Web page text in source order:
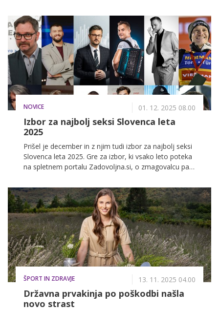
NOVICE 01. 12. 2025 08.00
Izbor za najbolj seksi Slovenca leta
2025
Prišel je december in z njim tudi izbor za najbolj seksi
Slovenca leta 2025. Gre za izbor, ki vsako leto poteka
na spletnem portalu Zadovoljna.si, o zmagovalcu pa
razkrivamo, kdo se je na našem seznamu znašel
letos, razkrivamo pa tudi, od kdaj do kdaj lahko tudi vi
oddate svoj glas.
ŠPORT IN ZDRAVJE 13. 11. 2025 04.00
Državna prvakinja po poškodbi našla
novo strast